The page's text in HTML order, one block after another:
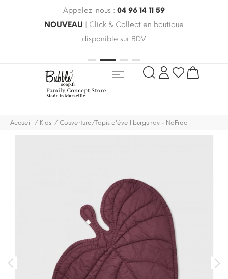
Appelez-nous : 04 96 14 11 59
NOUVEAU | Click & Collect en boutique
disponible sur RDV
Accueil Kids Couverture/Tapis d'éveil burgundy - NoFred